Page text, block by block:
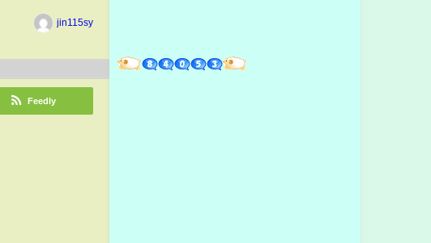
jin115sy
Feedly